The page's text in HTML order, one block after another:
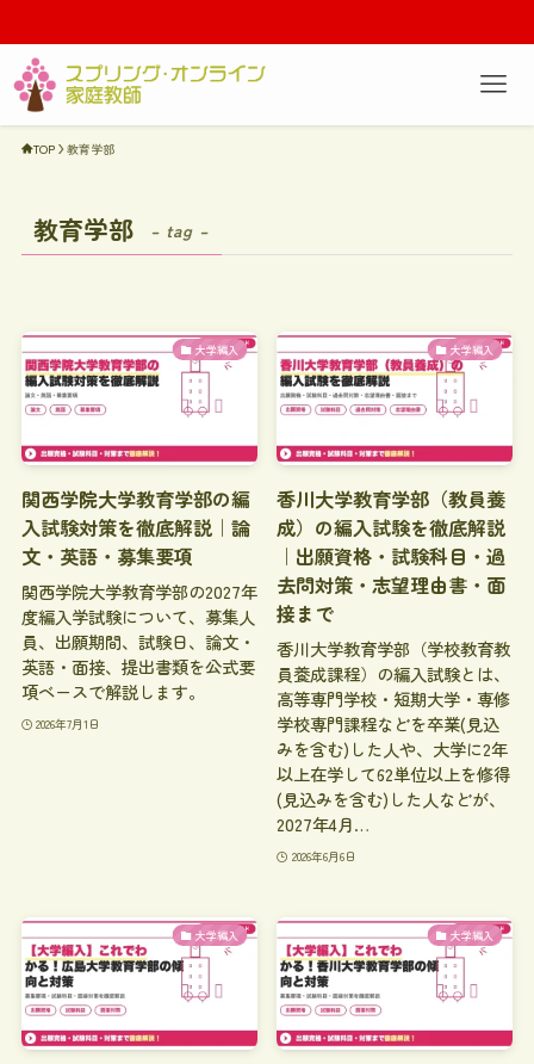
TOP 教育学部
教育学部 – tag –
大学編入
関西学院大学教育学部の編
入試験対策を徹底解説｜論
文・英語・募集要項
関西学院大学教育学部の2027年
度編入学試験について、募集人
員、出願期間、試験日、論文・
英語・面接、提出書類を公式要
項ベースで解説します。
2026年7月1日
大学編入
香川大学教育学部（教員養
成）の編入試験を徹底解説
｜出願資格・試験科目・過
去問対策・志望理由書・面
接まで
香川大学教育学部（学校教育教
員養成課程）の編入試験とは、
高等専門学校・短期大学・専修
学校専門課程などを卒業(見込
みを含む)した人や、大学に2年
以上在学して62単位以上を修得
(見込みを含む)した人などが、
2027年4月…
2026年6月6日
大学編入 大学編入